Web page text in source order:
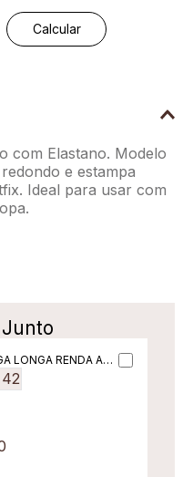
com Elastano. Modelo
e estampa
Ideal para usar com
LONGA RENDA AM
42